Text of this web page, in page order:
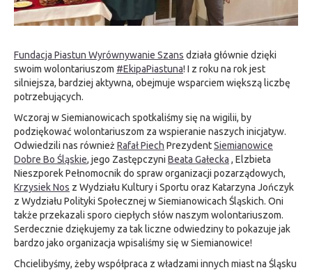
Fundacja Piastun Wyrównywanie Szans działa głównie dzięki
swoim wolontariuszom #EkipaPiastuna! I z roku na rok jest
silniejsza, bardziej aktywna, obejmuje wsparciem większą liczbę
potrzebujących.
Wczoraj w Siemianowicach spotkaliśmy się na wigilii, by
podziękować wolontariuszom za wspieranie naszych inicjatyw.
Odwiedzili nas również Rafał Piech PrezydentSiemianowice
Dobre Bo Śląskie, jego Zastępczyni Beata Gałecka , Elzbieta
Nieszporek Pełnomocnik do spraw organizacji pozarządowych,
Krzysiek Nos z Wydziału Kultury i Sportu oraz Katarzyna Jończyk
z Wydziału Polityki Społecznej w Siemianowicach Śląskich. Oni
także przekazali sporo ciepłych słów naszym wolontariuszom.
Serdecznie dziękujemy za tak liczne odwiedziny to pokazuje jak
bardzo jako organizacja wpisaliśmy się w Siemianowice!
Chcielibyśmy, żeby współpraca z władzami innych miast na Śląsku